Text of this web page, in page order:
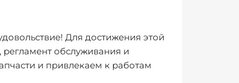
Для достижения этой
обслуживания и
и привлекаем к работам